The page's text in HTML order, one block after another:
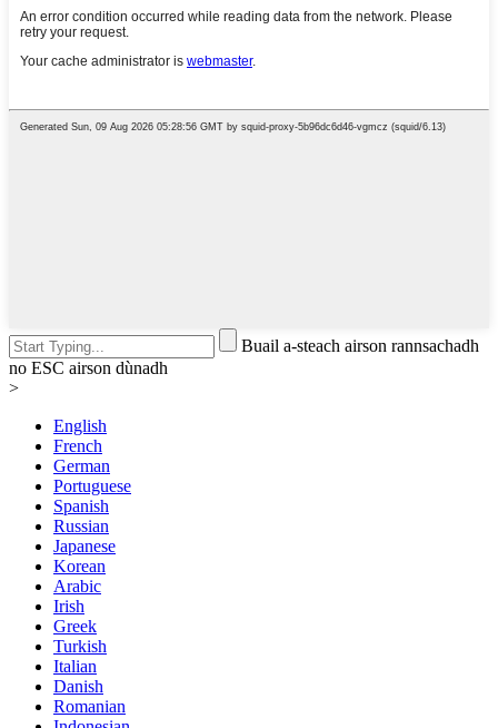
Buail a-steach airson rannsachadh
no ESC airson dùnadh
>
English
French
German
Portuguese
Spanish
Russian
Japanese
Korean
Arabic
Irish
Greek
Turkish
Italian
Danish
Romanian